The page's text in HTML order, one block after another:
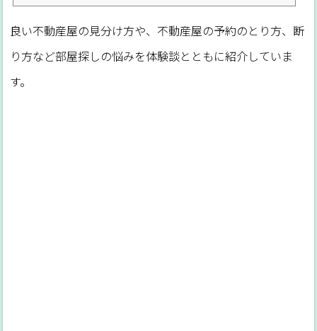
に部屋探しもだいぶスムーズにできるようになってきました。そこで、「はじめて
談からまとめておきますね。部屋探しはいつから始める？そもそも部屋探しってい
良い不動産屋の見分け方や、不動産屋の予約のとり方、断
り方など部屋探しの悩みを体験談とともに紹介していま
す。